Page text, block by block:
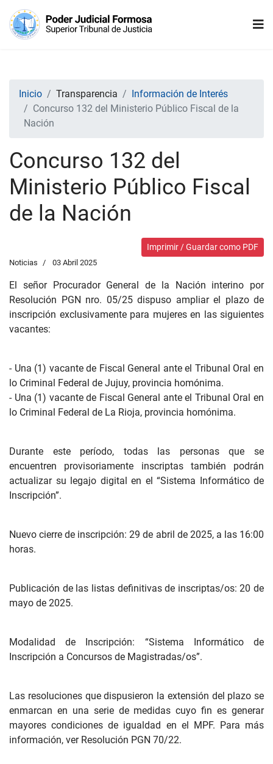
Inicio Transparencia
Información de Interés
Concurso 132 del Ministerio Público Fiscal de la
Nación
Concurso 132 del
Ministerio Público Fiscal
de la Nación
Imprimir / Guardar como PDF
Noticias 03 Abril 2025
El señor Procurador General de la Nación interino por
Resolución PGN nro. 05/25 dispuso ampliar el plazo de
inscripción exclusivamente para mujeres en las siguientes
vacantes:
- Una (1) vacante de Fiscal General ante el Tribunal Oral en
lo Criminal Federal de Jujuy, provincia homónima.
- Una (1) vacante de Fiscal General ante el Tribunal Oral en
lo Criminal Federal de La Rioja, provincia homónima.
Durante este período, todas las personas que se
encuentren provisoriamente inscriptas también podrán
actualizar su legajo digital en el “Sistema Informático de
Inscripción”.
Nuevo cierre de inscripción: 29 de abril de 2025, a las 16:00
horas.
Publicación de las listas definitivas de inscriptas/os: 20 de
mayo de 2025.
Modalidad de Inscripción: “Sistema Informático de
Inscripción a Concursos de Magistradas/os”.
Las resoluciones que dispusieron la extensión del plazo se
enmarcan en una serie de medidas cuyo fin es generar
mayores condiciones de igualdad en el MPF. Para más
información, ver Resolución PGN 70/22.